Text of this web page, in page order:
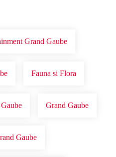
Grand Gaube
Fauna si Flora
Grand Gaube
Gaube